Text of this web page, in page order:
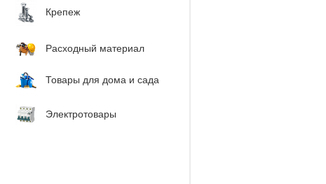
Крепеж
Расходный материал
Товары для дома и сада
Электротовары